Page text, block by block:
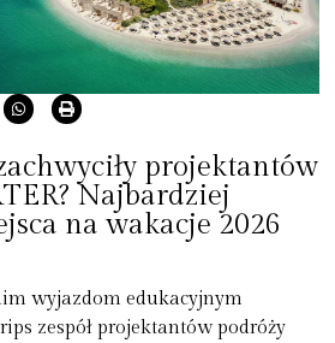
projektantów
Najbardziej
na wakacje 2026
wyjazdom edukacyjnym
zespół projektantów podróży